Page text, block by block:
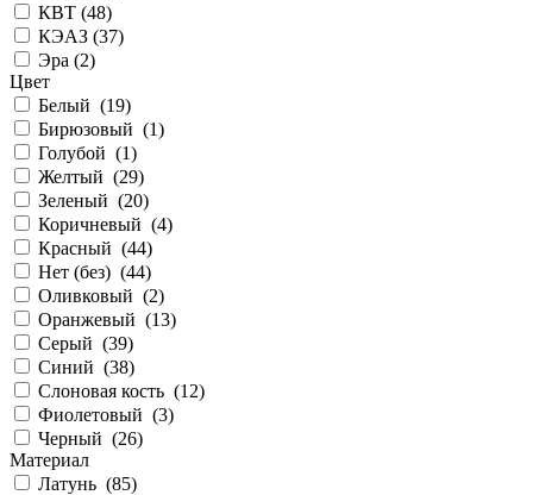
КВТ (48)
КЭАЗ (37)
Эра (2)
Цвет
Белый (19)
Бирюзовый (1)
Голубой (1)
Желтый (29)
Зеленый (20)
Коричневый (4)
Красный (44)
Нет (без) (44)
Оливковый (2)
Оранжевый (13)
Серый (39)
Синий (38)
Слоновая кость (12)
Фиолетовый (3)
Черный (26)
Материал
Латунь (85)